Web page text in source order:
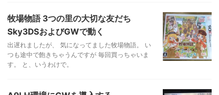
牧場物語 3つの里の大切な友だち
Sky3DSおよびGWで動く
出遅れましたが、 気になってました牧場物語。 い
つも途中で飽きちゃうんですが 毎回買っちゃいま
す。 と、いうわけで。